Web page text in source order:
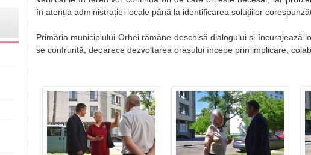
în atenția administrației locale până la identificarea soluțiilor
Primăria municipiului Orhei rămâne deschisă dialogului și încurajează
se confruntă, deoarece dezvoltarea orașului începe prin implicare,